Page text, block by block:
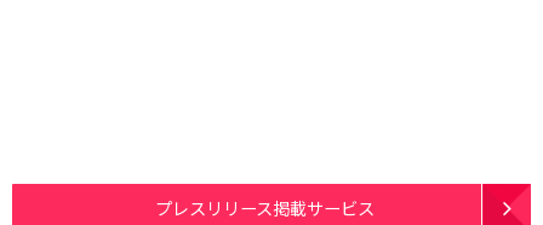
プレスリリース掲載サービス